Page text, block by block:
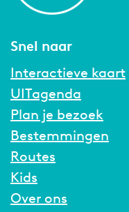
Snel naar
Interactieve kaart
UITagenda
Plan je bezoek
Bestemmingen
Routes
Kids
Over ons